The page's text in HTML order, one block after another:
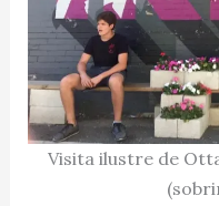
Visita ilustre de